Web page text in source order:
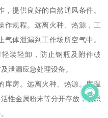
提供良好的自然通风条件。
作规程。远离火种、热源，工
体泄漏到工作场所空气中。
装轻卸，防止钢瓶及附件破
泄漏应急处理设备。
库房。远离火种、热源。库温
性金属粉末等分开存放，切忌